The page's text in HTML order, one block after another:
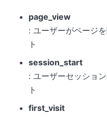
page_view
: ユーザーがページ
ト
session_start
: ユーザーセッショ
ト
first_visit